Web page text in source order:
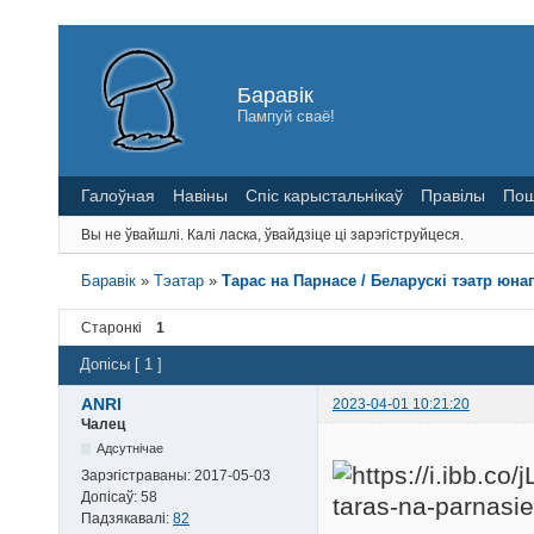
Баравік
Пампуй сваё!
Галоўная Навіны Спіс карыстальнікаў Правілы
Вы не ўвайшлі. Калі ласка, ўвайдзіце ці зарэгіструйцеся.
Баравік »Тэатар »Тарас на Парнасе / Беларускі тэатр
Старонкі 1
Допісы [ 1 ]
ANRI
2023-04-01 10:21:20
Чалец
Адсутнічае
Зарэгістраваны: 2017-05-03
Допісаў: 58
Падзякавалі: 82